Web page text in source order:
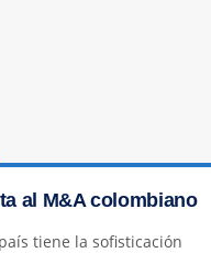
al M&A colombiano
tiene la sofisticación